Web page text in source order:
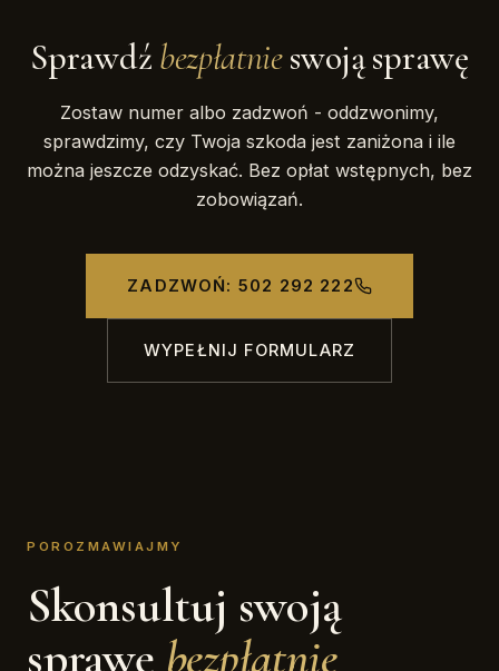
Sprawdź bezpłatnieswoją sprawę
Zostaw numer albo zadzwoń - oddzwonimy,
sprawdzimy, czy Twoja szkoda jest zaniżona i ile
można jeszcze odzyskać. Bez opłat wstępnych, bez
zobowiązań.
ZADZWOŃ: 502 292 222
WYPEŁNIJ FORMULARZ
POROZMAWIAJMY
Skonsultuj swoją
sprawę bezpłatnie